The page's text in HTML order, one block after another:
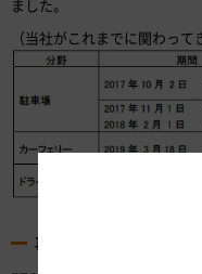
ました。
（当社がこれまでに関わって
事業の内容